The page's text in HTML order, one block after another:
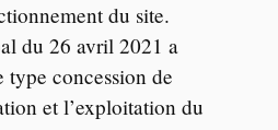
du site.
du 26 avril 2021 a
type concession de
et l’exploitation du